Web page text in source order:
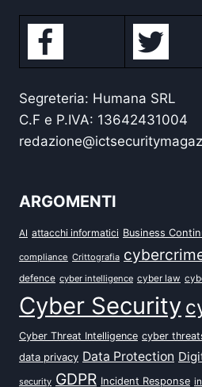
Segreteria: Humana SRL
C.F e P.IVA: 13642431004
ARGOMENTI
AI attacchi informatici Business
compliance Crittografia
defence cyber intelligence cyber law
Cyber Security
Cyber Threat Intelligence cyber
data privacy Data Protection
security GDPR Incident Response